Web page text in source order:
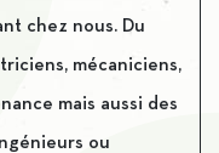
chez nous. Du
mécaniciens,
mais aussi des
ou